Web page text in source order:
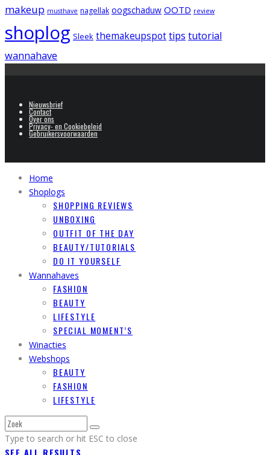
makeup musthave nagellak oogschaduw OOTD review
shoplog Sleek themakeupspottips tutorial
wannahave
Nieuwsbrief
Contact
Over ons
Privacy- en Cookiebeleid
Gebruikersvoorwaarden
Home
Shoplogs
SHOPPING REVIEWS
UNBOXING
OUTFIT OF THE DAY
BEAUTY/TUTORIALS
DO IT YOURSELF
Wannahaves
FASHION
BEAUTY
LIFESTYLE
SPECIAL MOMENT’S
Winacties
Webshops
BEAUTY
FASHION
LIFESTYLE
Type to search or hit ESC to close
SEE ALL RESULTS